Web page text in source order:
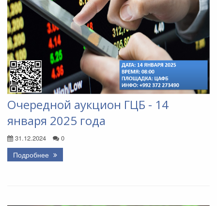
Очередной аукцион ГЦБ - 14
января 2025 года
31.12.2024 0
Подробнее